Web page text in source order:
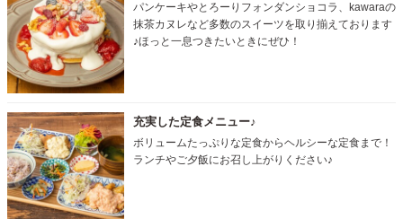
パンケーキやとろーりフォンダンショコラ、kawaraの
抹茶カヌレなど多数のスイーツを取り揃えております
♪ほっと一息つきたいときにぜひ！
充実した定食メニュー♪
ボリュームたっぷりな定食からヘルシーな定食まで！
ランチやご夕飯にお召し上がりください♪